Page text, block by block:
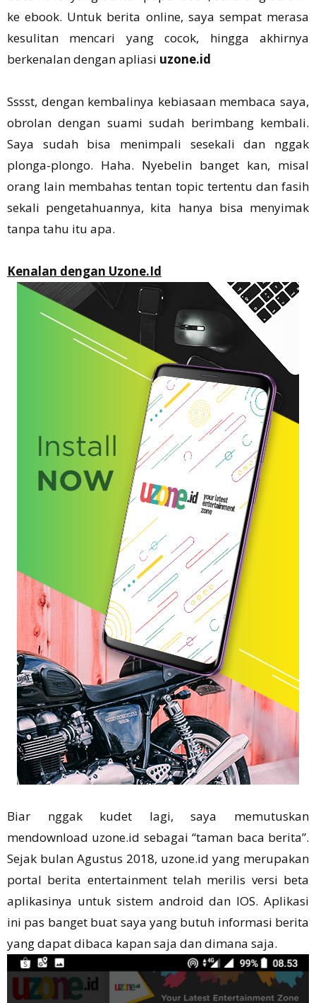
ke ebook. Untuk berita online, saya sempat merasa
kesulitan mencari yang cocok, hingga akhirnya
berkenalan dengan apliasi uzone.id
Sssst, dengan kembalinya kebiasaan membaca saya,
obrolan dengan suami sudah berimbang kembali.
Saya sudah bisa menimpali sesekali dan nggak
plonga-plongo. Haha. Nyebelin banget kan, misal
orang lain membahas tentan topic tertentu dan fasih
sekali pengetahuannya, kita hanya bisa menyimak
tanpa tahu itu apa.
Kenalan dengan Uzone.Id
Biar nggak kudet lagi, saya memutuskan
mendownload uzone.id sebagai “taman baca berita”.
Sejak bulan Agustus 2018, uzone.id yang merupakan
portal berita entertainment telah merilis versi beta
aplikasinya untuk sistem android dan IOS. Aplikasi
ini pas banget buat saya yang butuh informasi berita
yang dapat dibaca kapan saja dan dimana saja.